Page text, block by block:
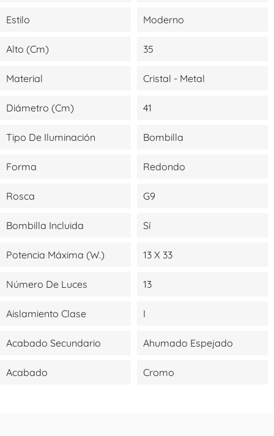
Estilo Moderno
Alto (cm) 35
Material Cristal - Metal
Diámetro (cm) 41
Tipo De Iluminación Bombilla
Forma Redondo
Rosca G9
Bombilla Incluida Sí
Potencia Máxima (W.) 13 X 33
Número De Luces 13
Aislamiento Clase I
Acabado Secundario Ahumado Espejado
Acabado Cromo